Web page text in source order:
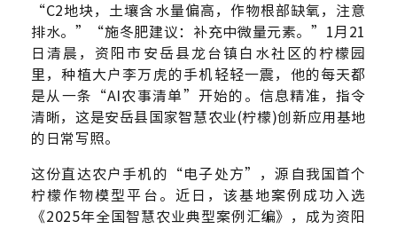
“C2地块，土壤含水量偏高，作物根部缺氧，注意
排水。”“施冬肥建议：补充中微量元素。”1月21
日清晨，资阳市安岳县龙台镇白水社区的柠檬园
里，种植大户李万虎的手机轻轻一震，他的每天都
是从一条“AI农事清单”开始的。信息精准，指令
清晰，这是安岳县国家智慧农业(柠檬)创新应用基地
的日常写照。
这份直达农户手机的“电子处方”，源自我国首个
柠檬作物模型平台。近日，该基地案例成功入选
《2025年全国智慧农业典型案例汇编》，成为资阳